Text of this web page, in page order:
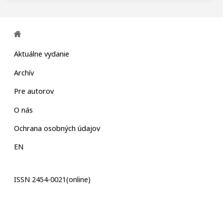
Aktuálne vydanie
Archív
Pre autorov
O nás
Ochrana osobných údajov
EN
ISSN 2454-0021(online)